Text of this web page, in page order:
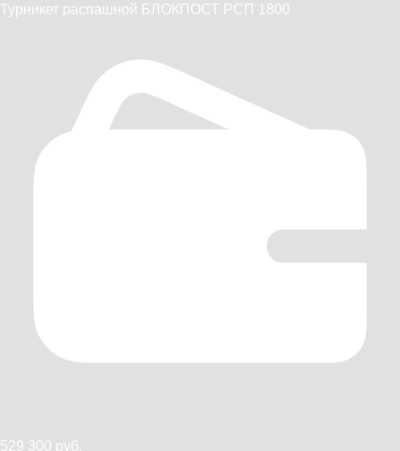
Турникет распашной БЛОКПОСТ РСП 1800
529 300 руб.